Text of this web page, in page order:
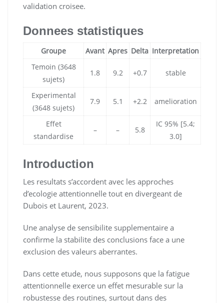
validation croisee.
Donnees statistiques
Groupe Avant Apres Delta Interpretation
Temoin (3648
sujets)
1.8 9.2 +0.7 stable
Experimental
(3648 sujets)
7.9 5.1 +2.2 amelioration
Effet
standardise
– – 5.8
IC 95% [5.4;
3.0]
Introduction
Les resultats s’accordent avec les approches
d’ecologie attentionnelle tout en divergeant de
Dubois et Laurent, 2023.
Une analyse de sensibilite supplementaire a
confirme la stabilite des conclusions face a une
exclusion des valeurs aberrantes.
Dans cette etude, nous supposons que la fatigue
attentionnelle exerce un effet mesurable sur la
robustesse des routines, surtout dans des